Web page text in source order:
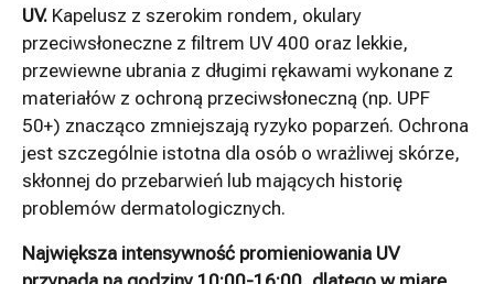
UV. Kapelusz z szerokim rondem, okulary
przeciwsłoneczne z filtrem UV 400 oraz lekkie,
przewiewne ubrania z długimi rękawami wykonane z
materiałów z ochroną przeciwsłoneczną (np. UPF
50+) znacząco zmniejszają ryzyko poparzeń. Ochrona
jest szczególnie istotna dla osób o wrażliwej skórze,
skłonnej do przebarwień lub mających historię
problemów dermatologicznych.
Największa intensywność promieniowania UV